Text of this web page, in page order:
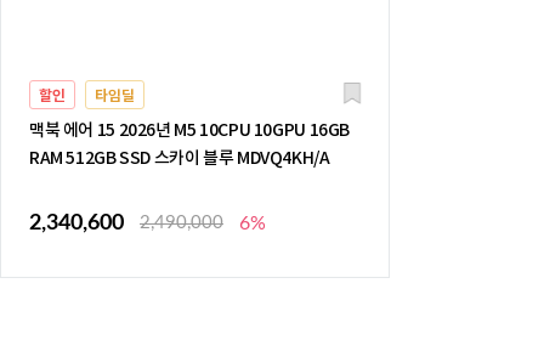
할인 타임딜
맥북 에어 15 2026년 M5 10CPU 10GPU 16GB
RAM 512GB SSD 스카이 블루 MDVQ4KH/A
2,340,600 2,490,000 6%